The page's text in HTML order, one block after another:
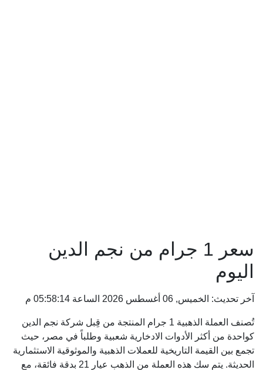
سعر 1 جرام من نجم الدين
اليوم
آخر تحديث: الخميس, 06 أغسطس 2026 الساعة 05:58:14 م
تُصنف العملة الذهبية 1 جرام المنتجة من قِبل شركة نجم الدين
كواحدة من أكثر الأدوات الادخارية شعبية وطلباً في مصر، حيث
تجمع بين القيمة التاريخية للعملات الذهبية والموثوقية الاستثمارية
الحديثة. يتم سك هذه العملة من الذهب عيار 21 بدقة فائقة، مع